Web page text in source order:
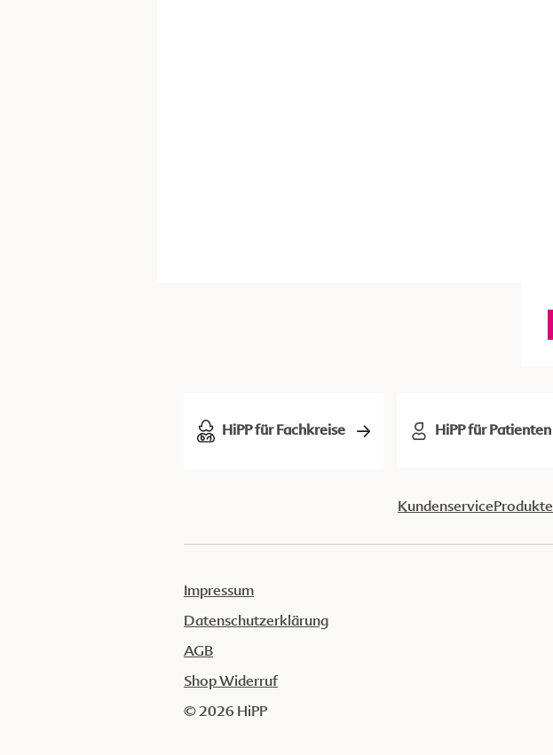
HiPP für Fachkreise HiPP für Patienten
KundenserviceProdukte
Impressum
Datenschutzerklärung
AGB
Shop Widerruf
© 2026 HiPP